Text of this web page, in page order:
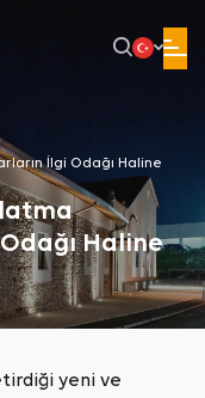
İlgi Odağı Haline
Haline
yeni ve